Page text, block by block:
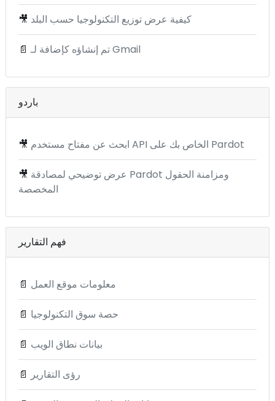
🎥 كيفية عرض توزيع التكنولوجيا حسب البلد
📄 تم إنشاؤه كإضافة لـ Gmail
باردو
🎥 ابحث عن مفتاح مستخدم API الخاص بك على Pardot
🎥 عرض توضيحي لمصادقة Pardot ومزامنة الحقول
المخصصة
فهم التقارير
📄 معلومات موقع العمل
📄 حصة سوق التكنولوجيا
📄 بيانات نطاق الويب
📄 رؤى التقارير